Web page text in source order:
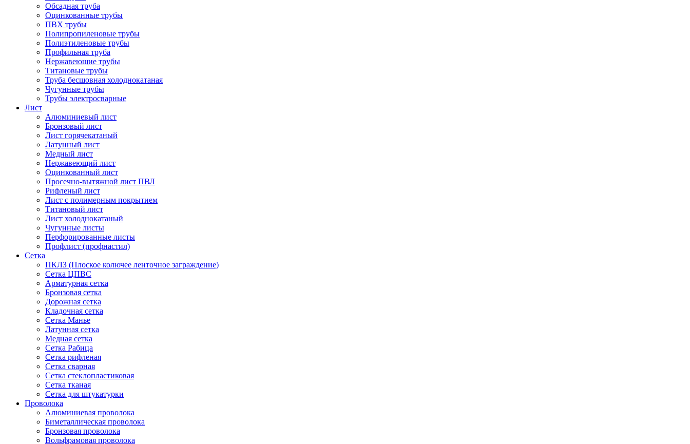
Обсадная труба
Оцинкованные трубы
ПВХ трубы
Полипропиленовые трубы
Полиэтиленовые трубы
Профильная труба
Нержавеющие трубы
Титановые трубы
Труба бесшовная холоднокатаная
Чугунные трубы
Трубы электросварные
Лист
Алюминиевый лист
Бронзовый лист
Лист горячекатаный
Латунный лист
Медный лист
Нержавеющий лист
Оцинкованный лист
Просечно-вытяжной лист ПВЛ
Рифленый лист
Лист с полимерным покрытием
Титановый лист
Лист холоднокатаный
Чугунные листы
Перфорированные листы
Профлист (профнастил)
Сетка
ПКЛЗ (Плоское колючее ленточное заграждение)
Сетка ЦПВС
Арматурная сетка
Бронзовая сетка
Дорожная сетка
Кладочная сетка
Сетка Манье
Латунная сетка
Медная сетка
Сетка Рабица
Сетка рифленая
Сетка сварная
Сетка стеклопластиковая
Сетка тканая
Сетка для штукатурки
Проволока
Алюминиевая проволока
Биметаллическая проволока
Бронзовая проволока
Вольфрамовая проволока